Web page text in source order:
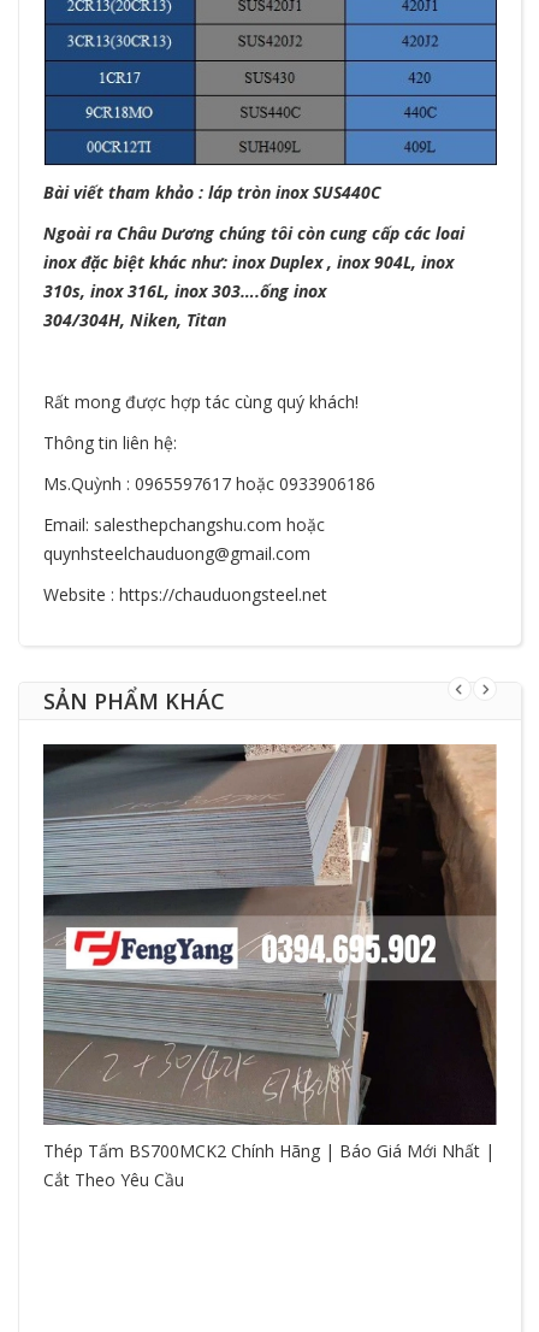
Bài viết tham khảo : láp tròn inox SUS440C
Ngoài ra Châu Dương chúng tôi còn cung cấp các loai
inox đặc biệt khác như: inox Duplex, inox 904L, inox
310s, inox 316L, inox 303….ống inox
304/304H, Niken, Titan
Rất mong được hợp tác cùng quý khách!
Thông tin liên hệ:
Ms.Quỳnh : 0965597617 hoặc 0933906186
Email: salesthepchangshu.com hoặc
quynhsteelchauduong@gmail.com
Website : https://chauduongsteel.net
SẢN PHẨM KHÁC
Thép Tấm BS700MCK2 Chính Hãng | Báo Giá Mới Nhất |
Cắt Theo Yêu Cầu